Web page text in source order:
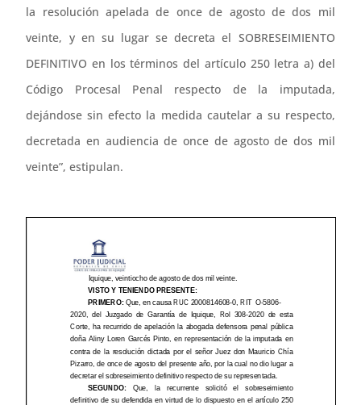
la resolución apelada de once de agosto de dos mil
veinte, y en su lugar se decreta el SOBRESEIMIENTO
DEFINITIVO en los términos del artículo 250 letra a) del
Código Procesal Penal respecto de la imputada,
dejándose sin efecto la medida cautelar a su respecto,
decretada en audiencia de once de agosto de dos mil
veinte”, estipulan.